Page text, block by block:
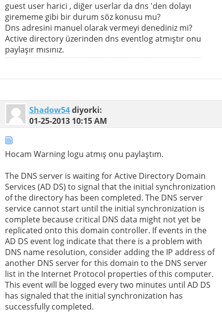
guest user harici , diğer userlar da dns 'den dolayı
girememe gibi bir durum söz konusu mu?
Dns adresini manuel olarak vermeyi denediniz mi?
Active directory üzerinden dns eventlog atmıştır onu
paylaşır mısınız.
Shadow54diyorki:
01-25-2013 10:15 AM
Hocam Warning logu atmış onu paylaştım.
The DNS server is waiting for Active Directory Domain
Services (AD DS) to signal that the initial synchronization
of the directory has been completed. The DNS server
service cannot start until the initial synchronization is
complete because critical DNS data might not yet be
replicated onto this domain controller. If events in the
AD DS event log indicate that there is a problem with
DNS name resolution, consider adding the IP address of
another DNS server for this domain to the DNS server
list in the Internet Protocol properties of this computer.
This event will be logged every two minutes until AD DS
has signaled that the initial synchronization has
successfully completed.